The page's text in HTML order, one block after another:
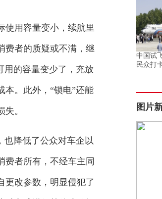
用容量变小，续航里
费者的质疑或不满，继
用的容量变少了，充放
本。此外，“锁电”还能
。
降低了公众对车企以
费者所有，不经车主同
更改参数，明显侵犯了
中国试
民众打
图片